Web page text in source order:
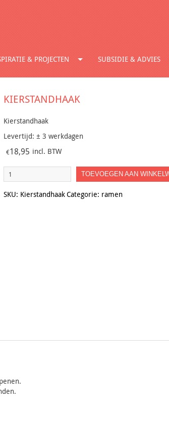
& PROJECTEN SUBSIDIE & ADVIES
KIERSTANDHAAK
Kierstandhaak
Levertijd: ± 3 werkdagen
€18,95 incl. BTW
Kierstandhaak
aantal
TOEVOEGEN AAN
SKU: KierstandhaakCategorie: ramen